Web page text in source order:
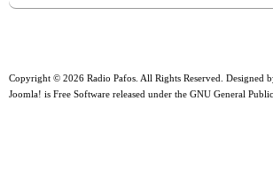
Copyright © 2026 Radio Pafos. All Rights Reserved. Designed
Joomla! is Free Software released under the GNU General